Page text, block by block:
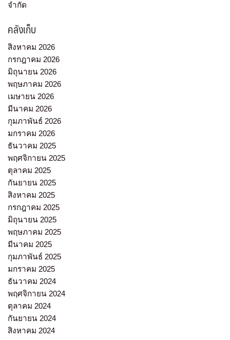
จำกัด
คลังเก็บ
สิงหาคม 2026
กรกฎาคม 2026
มิถุนายน 2026
พฤษภาคม 2026
เมษายน 2026
มีนาคม 2026
กุมภาพันธ์ 2026
มกราคม 2026
ธันวาคม 2025
พฤศจิกายน 2025
ตุลาคม 2025
กันยายน 2025
สิงหาคม 2025
กรกฎาคม 2025
มิถุนายน 2025
พฤษภาคม 2025
มีนาคม 2025
กุมภาพันธ์ 2025
มกราคม 2025
ธันวาคม 2024
พฤศจิกายน 2024
ตุลาคม 2024
กันยายน 2024
สิงหาคม 2024